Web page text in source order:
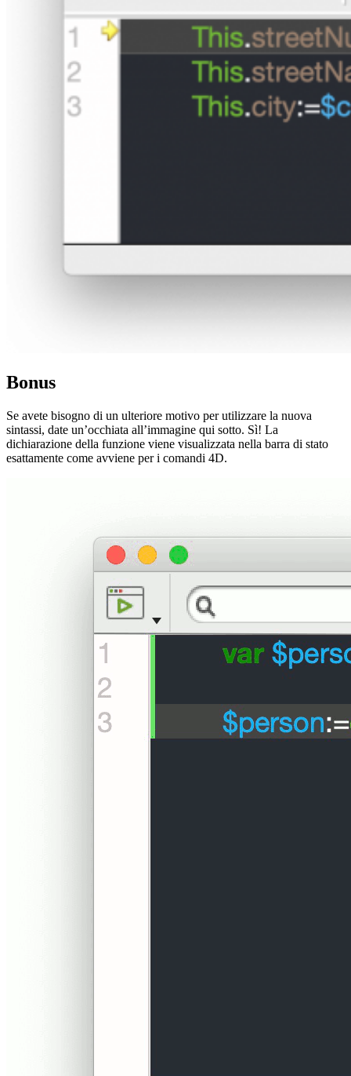
Bonus
Se avete bisogno di un ulteriore motivo per utilizzare la nuova
sintassi, date un’occhiata all’immagine qui sotto. Sì! La
dichiarazione della funzione viene visualizzata nella barra di stato
esattamente come avviene per i comandi 4D.